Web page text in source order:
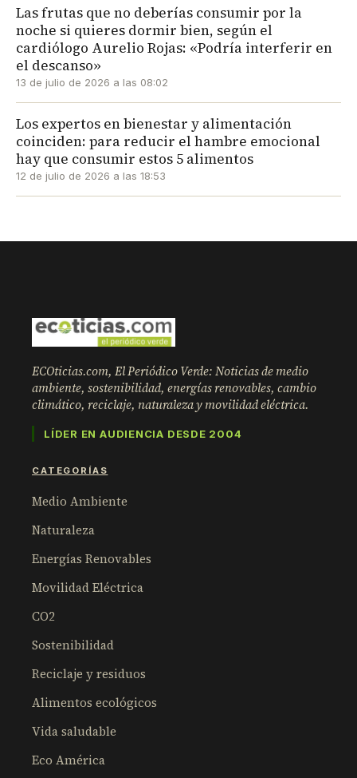
Las frutas que no deberías consumir por la
noche si quieres dormir bien, según el
cardiólogo Aurelio Rojas: «Podría interferir en
el descanso»
13 de julio de 2026 a las 08:02
Los expertos en bienestar y alimentación
coinciden: para reducir el hambre emocional
hay que consumir estos 5 alimentos
12 de julio de 2026 a las 18:53
ECOticias.com, El Periódico Verde: Noticias de medio
ambiente, sostenibilidad, energías renovables, cambio
climático, reciclaje, naturaleza y movilidad eléctrica.
LÍDER EN AUDIENCIA DESDE 2004
CATEGORÍAS
Medio Ambiente
Naturaleza
Energías Renovables
Movilidad Eléctrica
CO2
Sostenibilidad
Reciclaje y residuos
Alimentos ecológicos
Vida saludable
Eco América